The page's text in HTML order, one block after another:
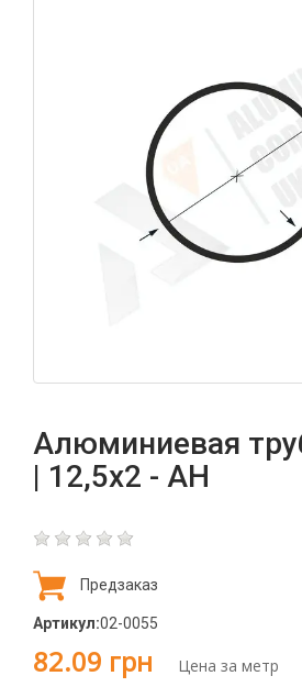
Алюминиевая
| 12,5х2 - АН
Предзаказ
Артикул:02-0055
82.09 грн Цена за метр